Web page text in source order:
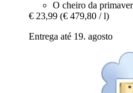
O cheiro da
€ 23,99 (€ 479,80 / l)
Entrega até 19. agosto